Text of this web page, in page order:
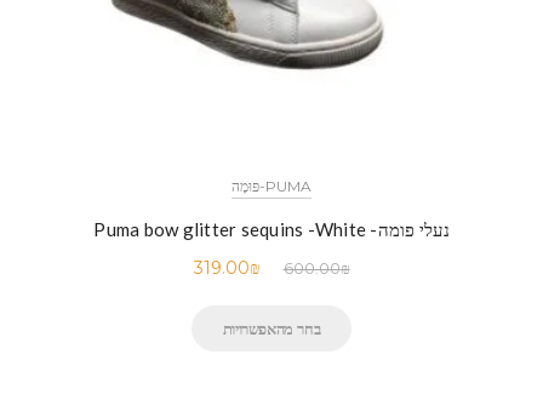
PUMA-פּוּמָה
נעלי פומה- Puma bow glitter sequins -White
600.00₪
319.00₪
בחר מהאפשרויות